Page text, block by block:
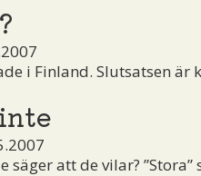
i Finland. Slutsatsen
säger att de vilar?